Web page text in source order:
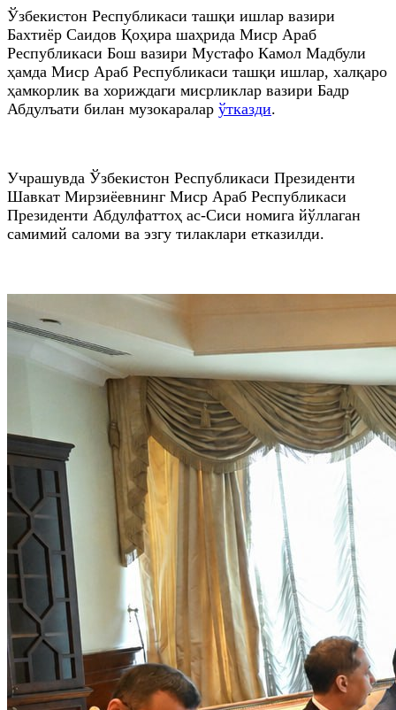
Ўзбекистон Республикаси ташқи ишлар вазири
Бахтиёр Саидов Қоҳира шаҳрида Миср Араб
Республикаси Бош вазири Мустафо Камол Мадбули
ҳамда Миср Араб Республикаси ташқи ишлар, халқаро
ҳамкорлик ва хориждаги мисрликлар вазири Бадр
Абдулъати билан музокаралар ўтказди.
Учрашувда Ўзбекистон Республикаси Президенти
Шавкат Мирзиёевнинг Миср Араб Республикаси
Президенти Абдулфаттоҳ ас-Сиси номига йўллаган
самимий саломи ва эзгу тилаклари етказилди.